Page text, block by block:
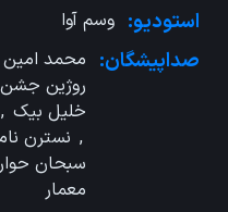
استودیو: وسم آوا
صداپیشگان: محمد امین
روژین
خلیل بیک ,
, نسترن
سبحان
معمار